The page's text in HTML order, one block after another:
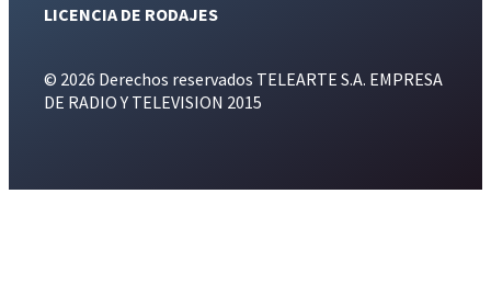
LICENCIA DE RODAJES
© 2026 Derechos reservados TELEARTE S.A. EMPRESA
DE RADIO Y TELEVISION 2015